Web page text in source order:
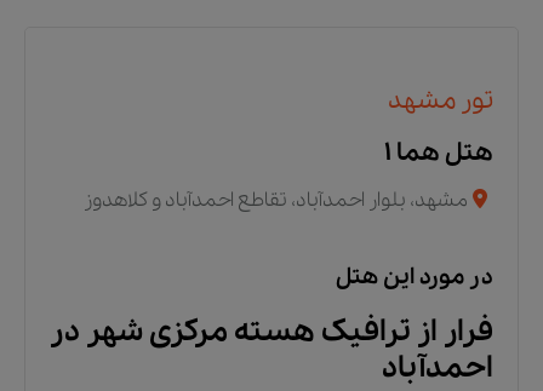
تور مشهد
هتل هما ۱
مشهد، بلوار احمدآباد، تقاطع احمدآباد و کلاهدوز
در مورد این هتل
فرار از ترافیک هسته مرکزی شهر در
احمدآباد